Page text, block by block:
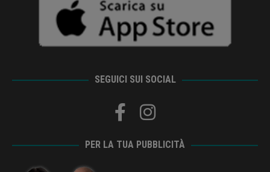
SEGUICI SUI SOCIAL
PER LA TUA PUBBLICITÀ